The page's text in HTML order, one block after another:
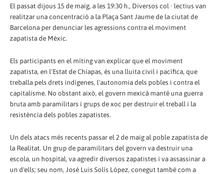
El passat dijous 15 de maig, a les 19:30 h., Diversos col · lectius van
realitzar una concentració a la Plaça Sant Jaume de la ciutat de
Barcelona per denunciar les agressions contra el moviment
zapatista de Mèxic.
Els participants en el míting van explicar que el moviment
zapatista, en l'Estat de Chiapas, és una lluita civil i pacífica, que
treballa pels drets indígenes, l'autonomia dels pobles i contra el
capitalisme. No obstant això, el govern mexicà manté una guerra
bruta amb paramilitars i grups de xoc per destruir el treball i la
resistència dels pobles zapatistes.
Un dels atacs més recents passar el 2 de maig al poble zapatista de
la Realitat. Un grup de paramilitars del govern va destruir una
escola, un hospital, va agredir diversos zapatistes i va assassinar a
un d'ells; seu nom, José Luis Solís López, conegut també com a